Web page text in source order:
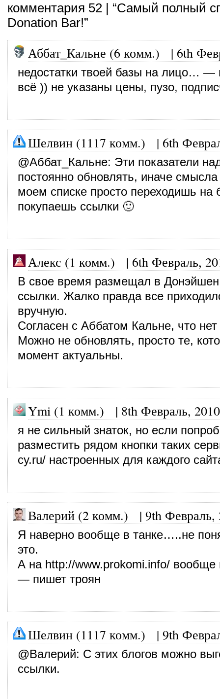
комментария 52 | “Самый полный
Donation Bar!”
Аббат_Кальне (6 комм.) | 6th
недостатки твоей базы на лицо… —
всё )) не указаны цены, пузо,
Шелвин (1117 комм.) | 6th
@Аббат_Кальне: Эти показатели
постоянно обновлять, иначе
моем списке просто переходишь на
покупаешь ссылки 🙂
Алекс (1 комм.) | 6th Февраль,
В свое время размещал в
ссылки. Жалко правда все
вручную.
Согласен с Аббатом Кальне, что нет
Можно не обновлять, просто те,
момент актуальны.
Ymi (1 комм.) | 8th Февраль, 2010
я не сильный знаток, но если
разместить рядом кнопки таких
cy.ru/ настроенных для каждого
Валерий (2 комм.) | 9th Февраль,
Я наверно вообще в танке…..не
это.
А на http://www.prokomi.info/ вообще
— пишет троян
Шелвин (1117 комм.) | 9th
@Валерий: С этих блогов можно
ссылки.